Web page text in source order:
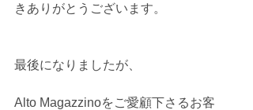
きありがとうございます。
最後になりましたが、
Alto Magazzinoをご愛顧下さるお客